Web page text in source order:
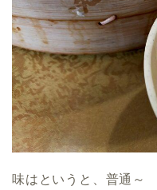
味はというと、普通～